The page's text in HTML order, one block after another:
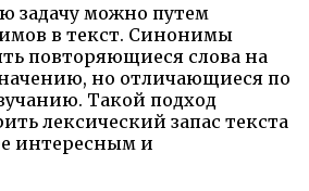
задачу можно путем
в текст. Синонимы
повторяющиеся слова на
но отличающиеся по
Такой подход
лексический запас текста
интересным и